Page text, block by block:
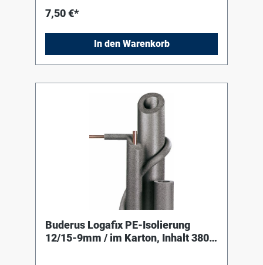
alterungsbeständig und unverrottbar.
7,50 €*
In den Warenkorb
Buderus Logafix PE-Isolierung
12/15-9mm / im Karton, Inhalt 380